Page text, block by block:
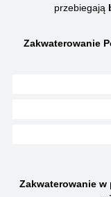
przebiegają
Zakwaterowanie
Zakwaterowanie